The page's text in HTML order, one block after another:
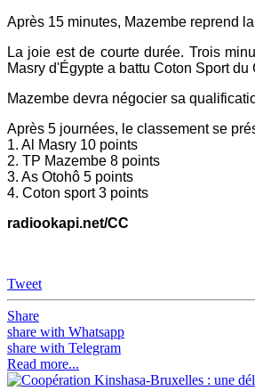
Après 15 minutes, Mazembe reprend
La joie est de courte durée. Trois
Masry d'Égypte a battu Coton Sport du
Mazembe devra négocier sa
Après 5 journées, le classement se
1. Al Masry 10 points
2. TP Mazembe 8 points
3. As Otohô 5 points
4. Coton sport 3 points
radiookapi.net/CC
Tweet
Share
share with Whatsapp
share with Telegram
Read more...